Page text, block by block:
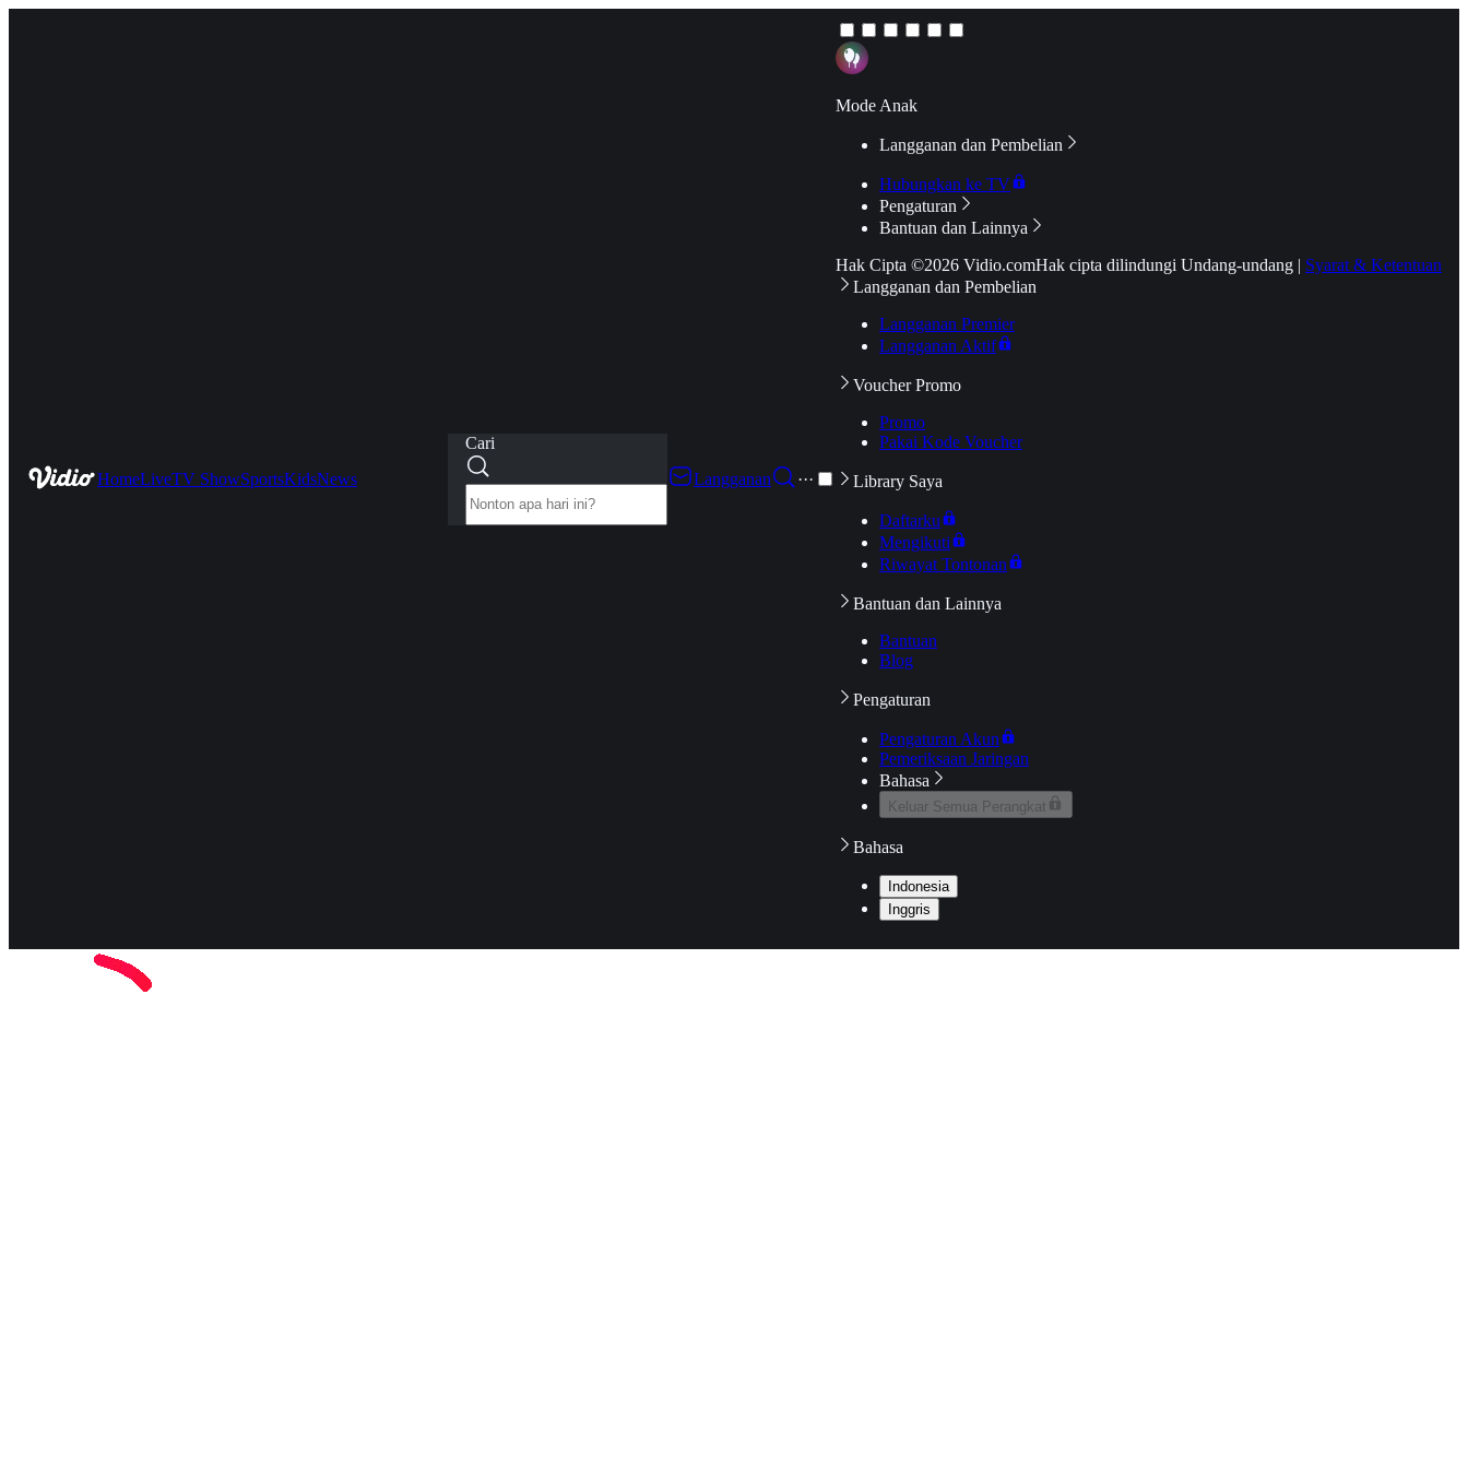
HomeLiveTV ShowSportsKidsNews
Cari
Langganan
···
Mode Anak
Langganan dan Pembelian
Hubungkan ke TV
Pengaturan
Bantuan dan Lainnya
Hak Cipta ©2026 Vidio.comHak cipta dilindungi Undang-undang | Syarat & Ketentuan
Langganan dan Pembelian
Langganan Premier
Langganan Aktif
Voucher Promo
Promo
Pakai Kode Voucher
Library Saya
Daftarku
Mengikuti
Riwayat Tontonan
Bantuan dan Lainnya
Bantuan
Blog
Pengaturan
Pengaturan Akun
Pemeriksaan Jaringan
Bahasa
Keluar Semua Perangkat
Bahasa
Indonesia
Inggris